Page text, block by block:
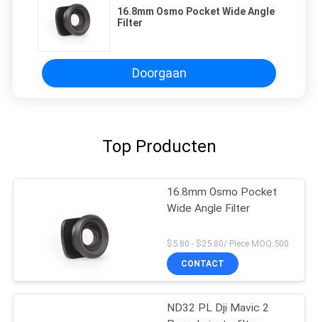
16.8mm Osmo Pocket Wide Angle
Filter
Doorgaan
Top Producten
16.8mm Osmo Pocket
Wide Angle Filter
$5.80 - $25.80/ Piece MOQ:500
CONTACT
ND32 PL Dji Mavic 2